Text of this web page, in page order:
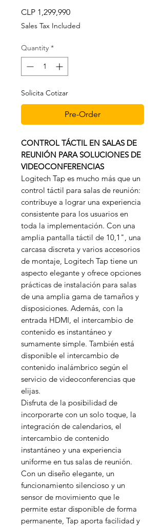
CLP 1,299,990Price
Sales Tax Included
Quantity *
Solicita Cotizar
Pre-Order
CONTROL TÁCTIL EN SALAS DE
REUNIÓN PARA SOLUCIONES DE
VIDEOCONFERENCIAS
Logitech Tap es mucho más que un
control táctil para salas de reunión:
contribuye a lograr una experiencia
consistente para los usuarios en
toda la implementación. Con una
amplia pantalla táctil de 10,1", una
carcasa discreta y varios accesorios
de montaje, Logitech Tap tiene un
aspecto elegante y ofrece opciones
prácticas de instalación para salas
de una amplia gama de tamaños y
disposiciones. Además, con la
entrada HDMI, el intercambio de
contenido es instantáneo y
sumamente simple. También está
disponible el intercambio de
contenido inalámbrico según el
servicio de videoconferencias que
elijas.
Disfruta de la posibilidad de
incorporarte con un solo toque, la
integración de calendarios, el
intercambio de contenido
instantáneo y una experiencia
uniforme en tus salas de reunión.
Con un diseño elegante, un
funcionamiento silencioso y un
sensor de movimiento que le
permite estar disponible de forma
permanente, Tap aporta facilidad y